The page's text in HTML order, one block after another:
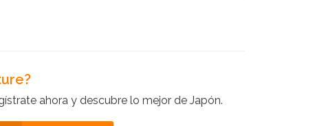
ahora y descubre lo mejor de Japón.